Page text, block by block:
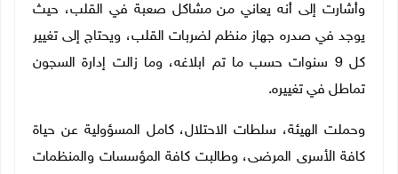
وأشارت إلى أنه يعاني من مشاكل صعبة في القلب، حيث
يوجد في صدره جهاز منظم لضربات القلب، ويحتاج إلى تغيير
كل 9 سنوات حسب ما تم ابلاغه، وما زالت إدارة السجون
تماطل في تغييره.
وحملت الهيئة، سلطات الاحتلال، كامل المسؤولية عن حياة
كافة الأسرى المرضى، وطالبت كافة المؤسسات والمنظمات